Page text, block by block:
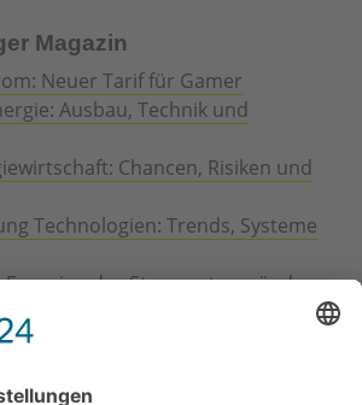
Magazin
Neuer Tarif für Gamer
Ausbau, Technik und
Chancen, Risiken und
Technologien: Trends, Systeme
das Stromnetz verändern
Effizienz, Netze und